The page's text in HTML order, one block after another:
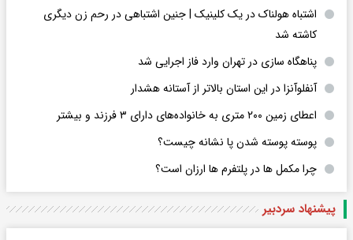
اشتباه هولناک در یک کلینیک | جنین اشتباهی در رحم زن دیگری
کاشته شد
پناهگاه سازی در تهران وارد فاز اجرایی شد
آنفلوآنزا در این استان بالاتر از آستانه هشدار
اعطای زمین ۲۰۰ متری به خانواده‌های دارای ۳ فرزند و بیشتر
پوسته پوسته شدن پا نشانه چیست؟
چرا مکمل ها در پلتفرم ها ارزان است؟
پیشنهاد سردبیر